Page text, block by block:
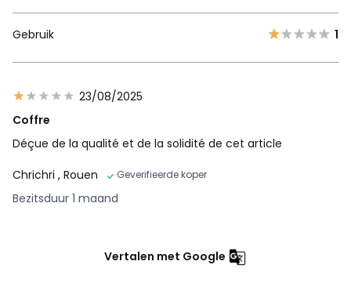
Gebruik 1
23/08/2025
Coffre
Déçue de la qualité et de la solidité de cet article
Chrichri , Rouen Geverifieerde koper
Bezitsduur 1 maand
Vertalen met Google